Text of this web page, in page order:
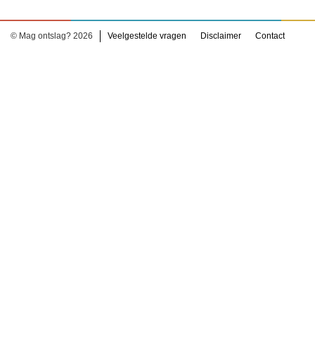
© Mag ontslag? 2026 Veelgestelde vragen Disclaimer Contact